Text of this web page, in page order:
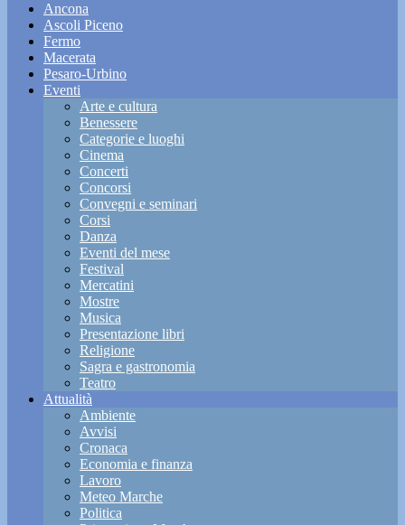
Ancona
Ascoli Piceno
Fermo
Macerata
Pesaro-Urbino
Eventi
Arte e cultura
Benessere
Categorie e luoghi
Cinema
Concerti
Concorsi
Convegni e seminari
Corsi
Danza
Eventi del mese
Festival
Mercatini
Mostre
Musica
Presentazione libri
Religione
Sagra e gastronomia
Teatro
Attualità
Ambiente
Avvisi
Cronaca
Economia e finanza
Lavoro
Meteo Marche
Politica